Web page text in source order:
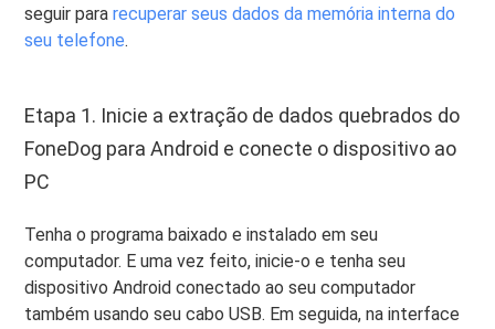
seguir pararecuperar seus dados da memória interna do
seu telefone.
Etapa 1. Inicie a extração de dados quebrados do
FoneDog para Android e conecte o dispositivo ao
PC
Tenha o programa baixado e instalado em seu
computador. E uma vez feito, inicie-o e tenha seu
dispositivo Android conectado ao seu computador
também usando seu cabo USB. Em seguida, na interface